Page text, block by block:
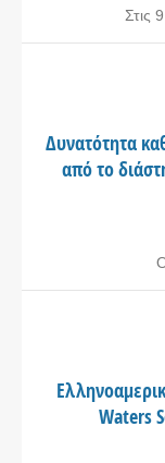
Στις
Δυνατότητα
από το
Waters